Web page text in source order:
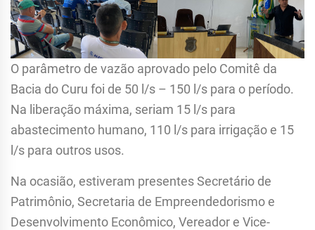
O parâmetro de vazão aprovado pelo Comitê da
Bacia do Curu foi de 50 l/s – 150 l/s para o período.
Na liberação máxima, seriam 15 l/s para
abastecimento humano, 110 l/s para irrigação e 15
l/s para outros usos.
Na ocasião, estiveram presentes Secretário de
Patrimônio, Secretaria de Empreendedorismo e
Desenvolvimento Econômico, Vereador e Vice-